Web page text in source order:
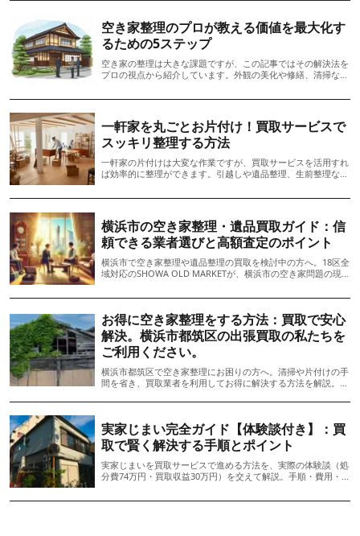
空き家整理のプロが教える価値を最大化す
るための5ステップ
空き家の整理は大きな課題ですが、この記事ではその解決法を
プロの視点から紹介しています。外観の美化や修繕、清掃など
らに、法的手続きや税金の確認、専門家の助言を得ることで、
きます。具体的な戦略と手順を踏むことで、空き家の市場価値
を高め、トラブルを未然に防ぐことが可能です。
一軒家を丸ごとお片付け！買取サービスで
スッキリ整理する方法
一軒家の片付けは大変な作業ですが、買取サービスを活用すれ
ば効率的に整理ができます。引越しや遺品整理、生前整理など
ートを切るためのヒントをお届けします。
横浜市の空き家整理・遺品買取ガイド：信
頼できる業者選びと高額査定のポイント
横浜市で空き家整理や遺品整理の買取を検討中の方へ。18区全
域対応のSHOWA OLD MARKETが、横浜市の空き家問題の現
選び方を解説します。
お得に空き家整理をする方法：買取で安心
解決。横浜市都筑区の出張買取の私たちを
ご利用ください。
横浜市都筑区で空き家整理にお困りの方へ。清掃や片付けの手
間を省き、買取業者を利用してお得に解決する方法を解説。床
にも貢献する空き家の有効活用法も紹介。
実家じまい完全ガイド【体験談付き】：買
取で賢く解決する手順とポイント
実家じまいを買取サービスで進める方法を、実際の体験談（処
分費74万円・買取収益30万円）を交えて解説。手順・費用・